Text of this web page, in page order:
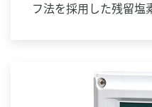
フ法を採用した残留塩